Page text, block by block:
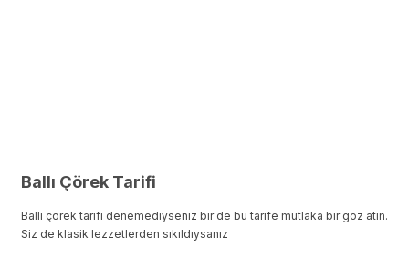
Ballı Çörek Tarifi
Ballı çörek tarifi denemediyseniz bir de bu tarife mutlaka bir göz atın.
Siz de klasik lezzetlerden sıkıldıysanız